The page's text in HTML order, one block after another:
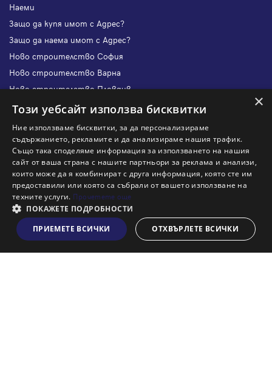
Виж на картата
Наеми
Защо да купя имот с Адрес?
Защо да наема имот с Адрес?
Ново строителство София
Ново строителство Варна
Ново строителство Пловдив
Ново строителство Бургас
Защо да отдам имот с Адрес?
Наши офиси
Кариери
Кои сме ние?
Франчайз
Блог
Искаш ли да получаваш актуална информация за пазара
на недвижими имоти?
×
Този уебсайт използва бисквитки
Ние използваме бисквитки, за да персонализираме
съдържанието, рекламите и да анализираме нашия трафик.
Също така споделяме информация за използването на нашия
сайт от ваша страна с нашите партньори за реклама и анализи,
които може да я комбинират с друга информация, която сте им
предоставили или която са събрали от вашето използване на
техните услуги. Прочетете още
ПОКАЖЕТЕ ПОДРОБНОСТИ
ПРИЕМЕТЕ ВСИЧКИ
ОТХВЪРЛЕТЕ ВСИЧКИ